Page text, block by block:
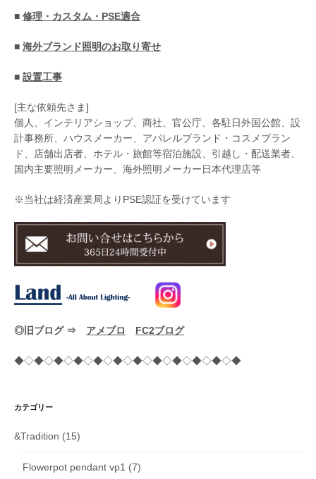
■ 修理・カスタム・PSE適合
■ 海外ブランド照明のお取り寄せ
■ 設置工事
[主な依頼先さま]
個人、インテリアショップ、商社、官公庁、各駐日外国公館、設
計事務所、ハウスメーカー、アパレルブランド・コスメブラン
ド、店舗出店者、ホテル・旅館等宿泊施設、引越し・配送業者、
国内主要照明メーカー、海外照明メーカー日本代理店等
※当社は経済産業局よりPSE認証を受けています
◎旧ブログ ⇒ アメブロ FC2ブログ
◆◇◆◇◆◇◆◇◆◇◆◇◆◇◆◇◆◇◆◇◆◇◆
カテゴリー
&Tradition (15)
Flowerpot pendant vp1 (7)